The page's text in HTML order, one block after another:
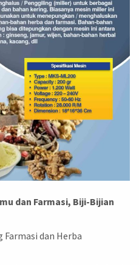
dan Farmasi, Biji-Bijian
Farmasi dan Herba